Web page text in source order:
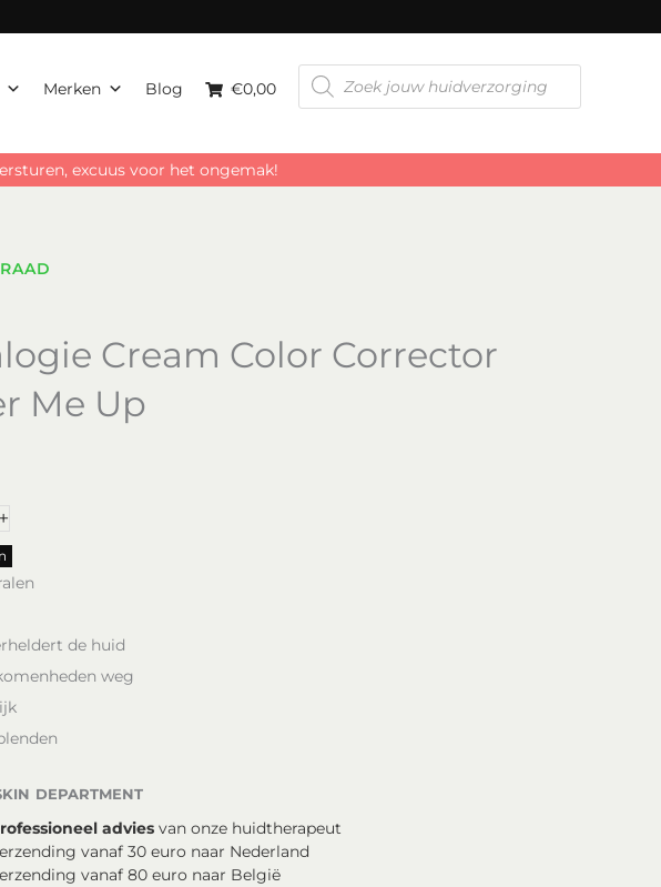
Merken Blog €0,00
Producten
zoeken
excuus voor het ongemak!
Cream Color Corrector
Me Up
+
de huid
weg
department
advies van onze huidtherapeut
vanaf 30 euro naar Nederland
vanaf 80 euro naar België
Me